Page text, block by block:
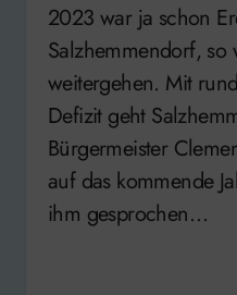
2023 war ja schon Ereignisreich in
Salzhemmendorf,
weitergehen. Mit
Defizit geht
Bürgermeister
auf das kommende
ihm gesprochen…